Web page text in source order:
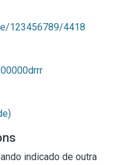
123456789/4418
indicado de outra